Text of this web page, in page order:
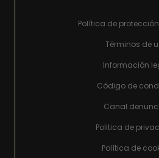
Política de
Términos de
Información
Código de
Canal
Politica de
Política de